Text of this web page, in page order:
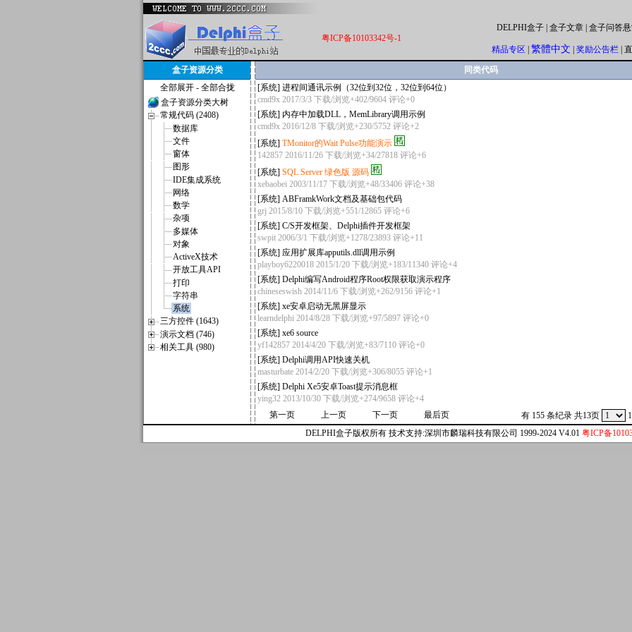
粤ICP备10103342号-1
DELPHI盒子 盒子文章 盒子问答
精品专区 繁體中文 奖励公告栏
盒子资源分类
全部展开- 全部合拢
盒子资源分类大树
常规代码 (2408)
数据库
文件
窗体
图形
IDE集成系统
网络
数学
杂项
多媒体
对象
ActiveX技术
开放工具API
打印
字符串
系统
三方控件 (1643)
演示文档 (746)
相关工具 (980)
同类代码
[系统] 进程间通讯示例（32位到32位，32位到64位）
cmd9x 2017/3/3 下载/浏览+402/9604 评论+0
[系统] 内存中加载DLL，MemLibrary调用示例
cmd9x 2016/12/8 下载/浏览+230/5752 评论+2
[系统] TMonitor的Wait Pulse功能演示
142857 2016/11/26 下载/浏览+34/27818 评论+6
[系统] SQL Server 绿色版 源码
xebaobei 2003/11/17 下载/浏览+48/33406 评论+38
[系统] ABFramkWork文档及基础包代码
grj 2015/8/10 下载/浏览+551/12865 评论+6
[系统] C/S开发框架、Delphi插件开发框架
swpit 2006/3/1 下载/浏览+1278/23893 评论+11
[系统] 应用扩展库apputils.dll调用示例
playboy6220018 2015/1/20 下载/浏览+183/11340 评论+4
[系统] Delphi编写Android程序Root权限获取演示程序
chineseswish 2014/11/6 下载/浏览+262/9156 评论+1
[系统] xe安卓启动无黑屏显示
learndelphi 2014/8/28 下载/浏览+97/5897 评论+0
[系统] xe6 source
yf142857 2014/4/20 下载/浏览+83/7110 评论+0
[系统] Delphi调用API快速关机
masturbate 2014/2/20 下载/浏览+306/8055 评论+1
[系统] Delphi Xe5安卓Toast提示消息框
ying32 2013/10/30 下载/浏览+274/9658 评论+4
第一页
上一页 下一页 最后页 有 155 条纪录 共13页
DELPHI盒子版权所有 技术支持:深圳市麟瑞科技有限公司 1999-2024 V4.01 粤ICP备